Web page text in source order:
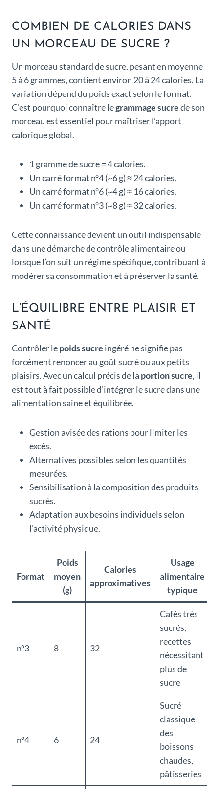
COMBIEN DE CALORIES DANS
UN MORCEAU DE SUCRE ?
Un morceau standard de sucre, pesant en moyenne
5 à 6 grammes, contient environ 20 à 24 calories. La
variation dépend du poids exact selon le format.
C’est pourquoi connaître legrammage sucrede son
morceau est essentiel pour maîtriser l’apport
calorique global.
1 gramme de sucre = 4 calories.
Un carré format n°4 (~6 g) ≈ 24 calories.
Un carré format n°6 (~4 g) ≈ 16 calories.
Un carré format n°3 (~8 g) ≈ 32 calories.
Cette connaissance devient un outil indispensable
dans une démarche de contrôle alimentaire ou
lorsque l’on suit un régime spécifique, contribuant à
modérer sa consommation et à préserver la santé.
L’ÉQUILIBRE ENTRE PLAISIR ET
SANTÉ
Contrôler lepoids sucre ingéré ne signifie pas
forcément renoncer au goût sucré ou aux petits
plaisirs. Avec un calcul précis de la portion sucre, il
est tout à fait possible d’intégrer le sucre dans une
alimentation saine et équilibrée.
Gestion avisée des rations pour limiter les
excès.
Alternatives possibles selon les quantités
mesurées.
Sensibilisation à la composition des produits
sucrés.
Adaptation aux besoins individuels selon
l’activité physique.
Format
Poids
moyen
(g)
Calories
approximatives
Usage
alimentaire
typique
n°3 8 32
Cafés très
sucrés,
recettes
nécessitant
plus de
sucre
n°4 6 24
Sucré
classique
des
boissons
chaudes,
pâtisseries